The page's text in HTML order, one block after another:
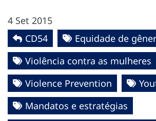
4 Set 2015
CD54
Equidade de
Violência contra as mulheres
Violence Prevention
Mandatos e estratégias